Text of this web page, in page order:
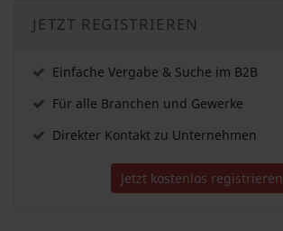
JETZT REGISTRIEREN
Einfache Vergabe & Suche im B2B
Für alle Branchen und Gewerke
Direkter Kontakt zu Unternehmen
Jetzt kostenlos registrieren